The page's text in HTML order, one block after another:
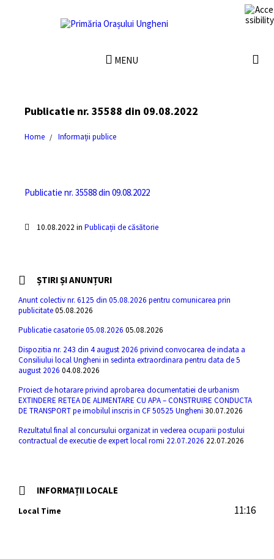
MENU
Publicatie nr. 35588 din 09.08.2022
Home Informații publice
Publicatie nr. 35588 din 09.08.2022
10.08.2022 in Publicații de căsătorie
ȘTIRI ȘI ANUNȚURI
Anunt colectiv nr. 6125 din 05.08.2026 pentru comunicarea prin
publicitate05.08.2026
Publicatie casatorie 05.08.2026 05.08.2026
Dispozitia nr. 243 din 4 august 2026 privind convocarea de indata a
Consiliului local Ungheni in sedinta extraordinara pentru data de 5
august 2026 04.08.2026
Proiect de hotarare privind aprobarea documentatiei de urbanism
EXTINDERE RETEA DE ALIMENTARE CU APA – CONSTRUIRE CONDUCTA
DE TRANSPORT pe imobilul inscris in CF 50525 Ungheni 30.07.2026
Rezultatul final al concursului organizat in vederea ocuparii postului
contractual de executie de expert local romi 22.07.2026 22.07.2026
INFORMAȚII LOCALE
Local Time 11:16